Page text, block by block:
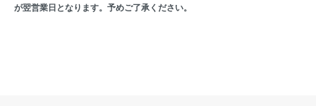
が翌営業日となります。予めご了承ください。